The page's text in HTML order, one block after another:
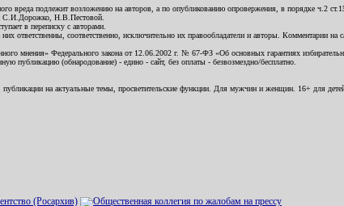
вреда подлежит возложению на авторов, а по опубликованию опровержения, в порядке ч.2
С.И.Дорожко, Н.В.Пестовой.
в переписку с авторами.
ответственны, соответственно, исключительно их правообладатели и авторы.
мнения» Федерального закона от 12.06.2002 г. № 67-ФЗ «Об основных гарантиях
публикацию (обнародование) - едино - сайт, без оплаты - безвозмездно/бесплатно.
на актуальные темы, просветительские функции. Для мужчин и женщин. 16+ для